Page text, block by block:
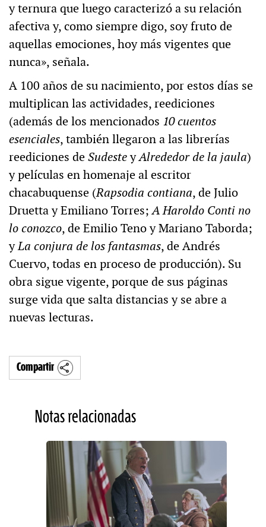
y ternura que luego caracterizó a su relación
afectiva y, como siempre digo, soy fruto de
aquellas emociones, hoy más vigentes que
nunca», señala.
A 100 años de su nacimiento, por estos días se
multiplican las actividades, reediciones
(además de los mencionados 10 cuentos
esenciales, también llegaron a las librerías
reediciones deSudesteyAlrededor de la jaula)
y películas en homenaje al escritor
chacabuquense (Rapsodia contiana, de Julio
Druetta y Emiliano Torres;A Haroldo Conti no
lo conozco, de Emilio Teno y Mariano Taborda;
yLa conjura de los fantasmas, de Andrés
Cuervo, todas en proceso de producción). Su
obra sigue vigente, porque de sus páginas
surge vida que salta distancias y se abre a
nuevas lecturas.
Compartir
Notas relacionadas